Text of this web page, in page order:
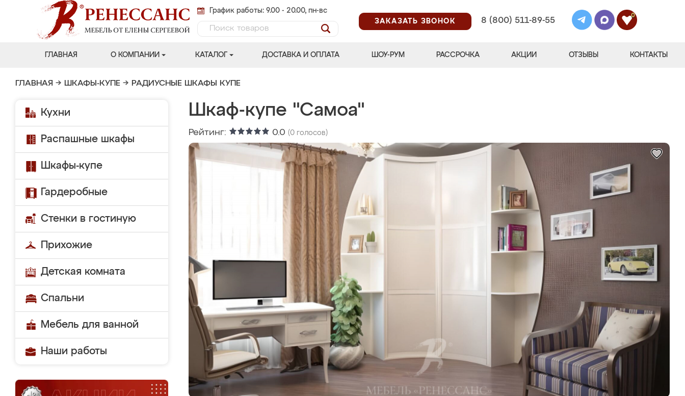
График работы: 9.00 - 20.00, пн-вс
ЗАКАЗАТЬ ЗВОНОК
8 (800) 511-89-55
0
ГЛАВНАЯ О КОМПАНИИ КАТАЛОГ ДОСТАВКА И ОПЛАТА ШОУ-РУМ РАССРОЧКА АКЦИИ ОТЗЫВЫ КОНТАКТЫ
ГЛАВНАЯ → ШКАФЫ-КУПЕ → РАДИУСНЫЕ ШКАФЫ КУПЕ
Кухни
Распашные шкафы
Шкафы-купе
Гардеробные
Стенки в гостиную
Прихожие
Детская комната
Спальни
Мебель для ванной
Наши работы
Шкаф-купе "Самоа"
Рейтинг: 0.0 (0 голосов)